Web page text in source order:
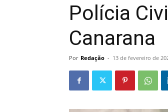
Polícia
Canarana
Por Redação - 13 de fevereiro de